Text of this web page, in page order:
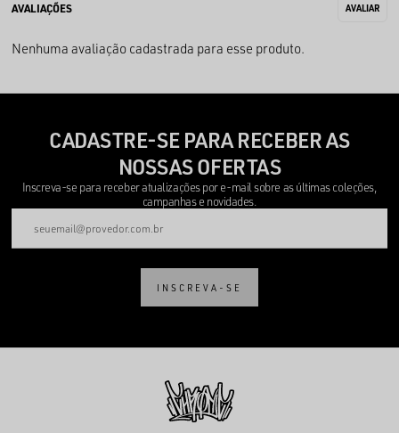
Nenhuma avaliação cadastrada para esse produto.
CADASTRE-SE PARA RECEBER AS
NOSSAS OFERTAS
Inscreva-se para receber atualizações por e-mail sobre as últimas coleções,
campanhas e novidades.
INSCREVA-SE